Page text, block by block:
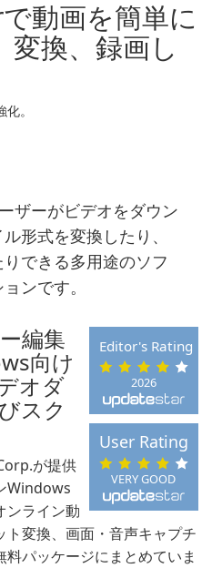
動画を簡単に
変換、録画し
。
ザーがビデオをダウン
形式を変換したり、
できる多用途のソフ
ンです。
2026
Editor's Rating
VERY GOOD
User Rating
編集
向け
オダ
スク
が提供
Windows
ンライン動
変換、画面・音声キャプチ
パッケージにまとめていま